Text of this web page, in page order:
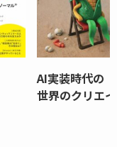
AI実装時代の
世界のクリエ